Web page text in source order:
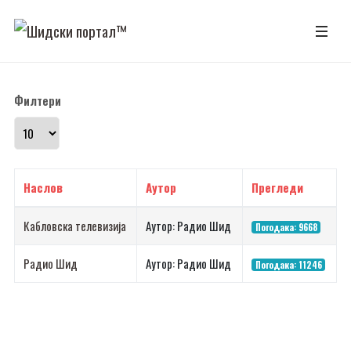
Филтери
Прикажи број
Наслов Аутор Прегледи
Кабловска телевизија Аутор: Радио Шид Погодака: 9668
Радио Шид Аутор: Радио Шид Погодака: 11246